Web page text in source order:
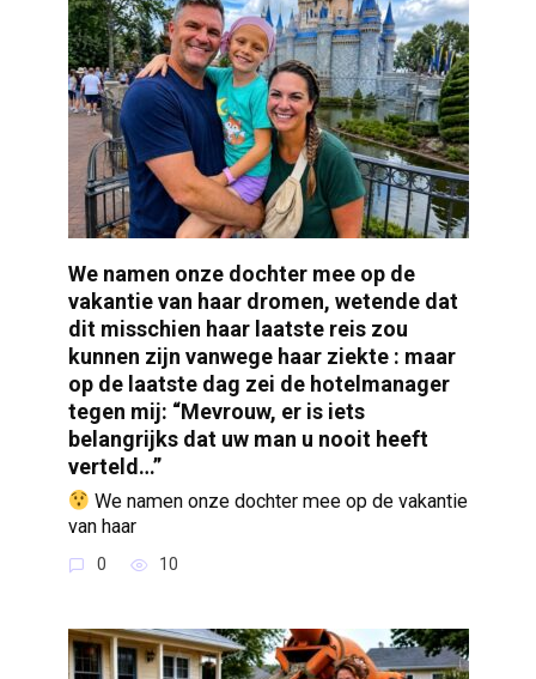
We namen onze dochter mee op de
vakantie van haar dromen, wetende dat
dit misschien haar laatste reis zou
kunnen zijn vanwege haar ziekte : maar
op de laatste dag zei de hotelmanager
tegen mij: “Mevrouw, er is iets
belangrijks dat uw man u nooit heeft
verteld…”
We namen onze dochter mee op de vakantie
van haar
0 10